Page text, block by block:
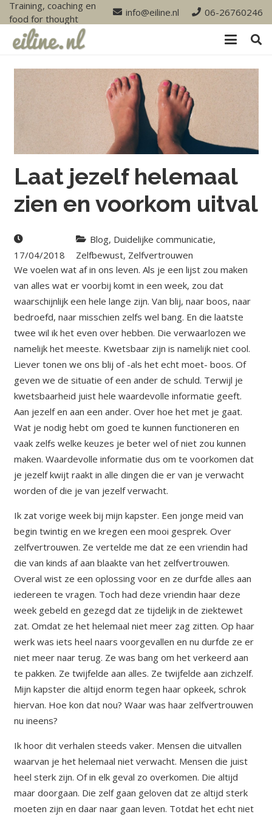
Training, coaching en
food for thought
info@eiline.nl 06-26760246
Laat jezelf helemaal
zien en voorkom uitval
17/04/2018
Blog, Duidelijke communicatie,
Zelfbewust, Zelfvertrouwen
We voelen wat af in ons leven. Als je een lijst zou maken
van alles wat er voorbij komt in een week, zou dat
waarschijnlijk een hele lange zijn. Van blij, naar boos, naar
bedroefd, naar misschien zelfs wel bang. En die laatste
twee wil ik het even over hebben. Die verwaarlozen we
namelijk het meeste. Kwetsbaar zijn is namelijk niet cool.
Liever tonen we ons blij of -als het echt moet- boos. Of
geven we de situatie of een ander de schuld. Terwijl je
kwetsbaarheid juist hele waardevolle informatie geeft.
Aan jezelf en aan een ander. Over hoe het met je gaat.
Wat je nodig hebt om goed te kunnen functioneren en
vaak zelfs welke keuzes je beter wel of niet zou kunnen
maken. Waardevolle informatie dus om te voorkomen dat
je jezelf kwijt raakt in alle dingen die er van je verwacht
worden of die je van jezelf verwacht.
Ik zat vorige week bij mijn kapster. Een jonge meid van
begin twintig en we kregen een mooi gesprek. Over
zelfvertrouwen. Ze vertelde me dat ze een vriendin had
die van kinds af aan blaakte van het zelfvertrouwen.
Overal wist ze een oplossing voor en ze durfde alles aan
iedereen te vragen. Toch had deze vriendin haar deze
week gebeld en gezegd dat ze tijdelijk in de ziektewet
zat. Omdat ze het helemaal niet meer zag zitten. Op haar
werk was iets heel naars voorgevallen en nu durfde ze er
niet meer naar terug. Ze was bang om het verkeerd aan
te pakken. Ze twijfelde aan alles. Ze twijfelde aan zichzelf.
Mijn kapster die altijd enorm tegen haar opkeek, schrok
hiervan. Hoe kon dat nou? Waar was haar zelfvertrouwen
nu ineens?
Ik hoor dit verhalen steeds vaker. Mensen die uitvallen
waarvan je het helemaal niet verwacht. Mensen die juist
heel sterk zijn. Of in elk geval zo overkomen. Die altijd
maar doorgaan. Die zelf gaan geloven dat ze altijd sterk
moeten zijn en daar naar gaan leven. Totdat het echt niet